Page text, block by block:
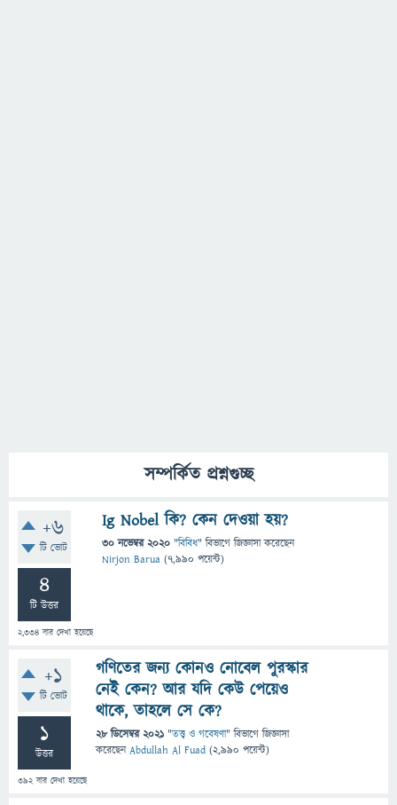
সম্পর্কিত প্রশ্নগুচ্ছ
+6
টি ভোট
4
টি উত্তর
2,334 বার দেখা হয়েছে
Ig Nobel কি? কেন দেওয়া হয়?
30 নভেম্বর 2020 "বিবিধ" বিভাগে জিজ্ঞাসাকরেছেন
Nirjon Barua (7,990 পয়েন্ট)
+1
টি ভোট
1
উত্তর
392বার দেখা হয়েছে
গণিতের জন্য কোনও নোবেল পুরস্কার
নেই কেন? আর যদি কেউ পেয়েও
থাকে, তাহলে সে কে?
28 ডিসেম্বর 2021 "তত্ত্ব ও গবেষণা" বিভাগে জিজ্ঞাসা
করেছেনAbdullah Al Fuad (2,990 পয়েন্ট)